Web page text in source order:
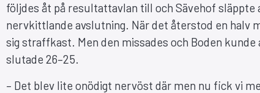
följdes åt på resultattavlan till och Sävehof
nervkittlande avslutning. När det återstod en halv
sig straffkast. Men den missades och Boden
slutade 26–25.
– Det blev lite onödigt nervöst där men nu fick vi